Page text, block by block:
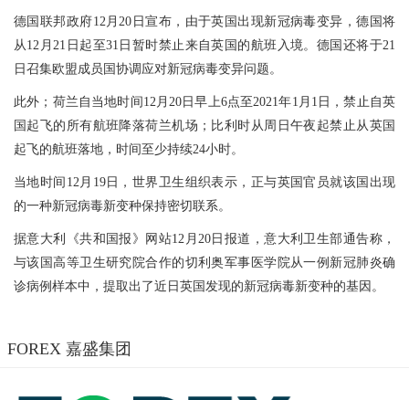
德国联邦政府12月20日宣布，由于英国出现新冠病毒变异，德国将
从12月21日起至31日暂时禁止来自英国的航班入境。德国还将于21
日召集欧盟成员国协调应对新冠病毒变异问题。
此外；荷兰自当地时间12月20日早上6点至2021年1月1日，禁止自英
国起飞的所有航班降落荷兰机场；比利时从周日午夜起禁止从英国
起飞的航班落地，时间至少持续24小时。
当地时间12月19日，世界卫生组织表示，正与英国官员就该国出现
的一种新冠病毒新变种保持密切联系。
据意大利《共和国报》网站12月20日报道，意大利卫生部通告称，
与该国高等卫生研究院合作的切利奥军事医学院从一例新冠肺炎确
诊病例样本中，提取出了近日英国发现的新冠病毒新变种的基因。
FOREX 嘉盛集团